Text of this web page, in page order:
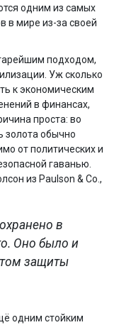
одним из самых
в мире из-за своей
подходом,
Уж сколько
к экономическим
в финансах,
проста: во
золота обычно
от политических и
гаванью.
из Paulson & Co.,
в
Оно было и
защиты
одним стойким